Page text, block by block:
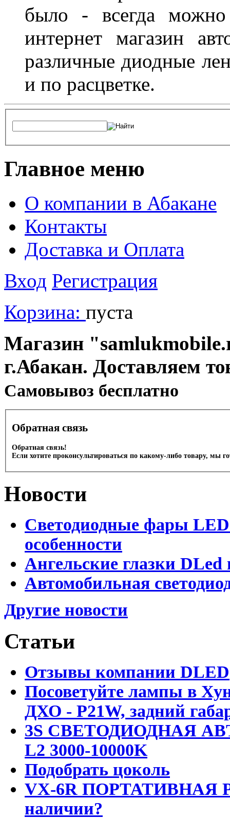
было - всегда
интернет магазин
различные диодные
и по расцветке.
Главное меню
О компании в Абакане
Контакты
Доставка и Оплата
Вход Регистрация
Корзина: пуста
Магазин
г.Абакан. Доставляем
Cамовывоз бесплатно
Обратная связь
Обратная связь!
Если хотите проконсультироваться по какому-либо товару, мы
Новости
Светодиодные фары
особенности
Ангельские глазки DLed
Автомобильная
Другие новости
Статьи
Отзывы компании DLED
Посоветуйте лампы в
ДХО - P21W, задний
3S СВЕТОДИОДНАЯ
L2 3000-10000K
Подобрать цоколь
VX-6R ПОРТАТИВНАЯ
наличии?